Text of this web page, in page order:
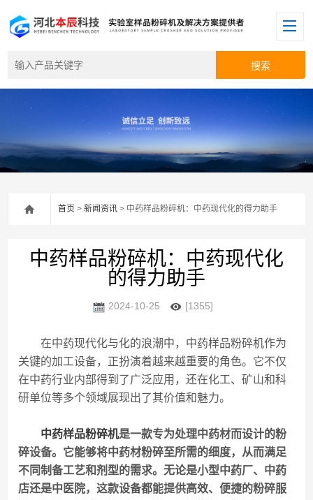
首页 >新闻资讯 > 中药样品粉碎机：中药现代化的得力助手
中药样品粉碎机：中药现代化
的得力助手
2024-10-25 [1355]
在中药现代化与化的浪潮中，中药样品粉碎机作为
关键的加工设备，正扮演着越来越重要的角色。它不仅
在中药行业内部得到了广泛应用，还在化工、矿山和科
研单位等多个领域展现出了其价值和魅力。
中药样品粉碎机是一款专为处理中药材而设计的粉
碎设备。它能够将中药材粉碎至所需的细度，从而满足
不同制备工艺和剂型的需求。无论是小型中药厂、中药
店还是中医院，这款设备都能提供高效、便捷的粉碎服